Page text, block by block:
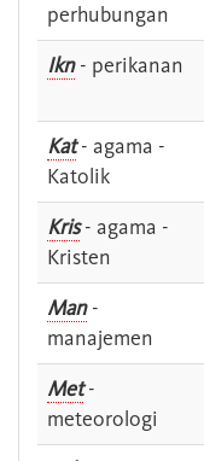
perhubungan
Ikn- perikanan
Kat- agama -
Katolik
Kris- agama -
Kristen
Man-
manajemen
Met-
meteorologi